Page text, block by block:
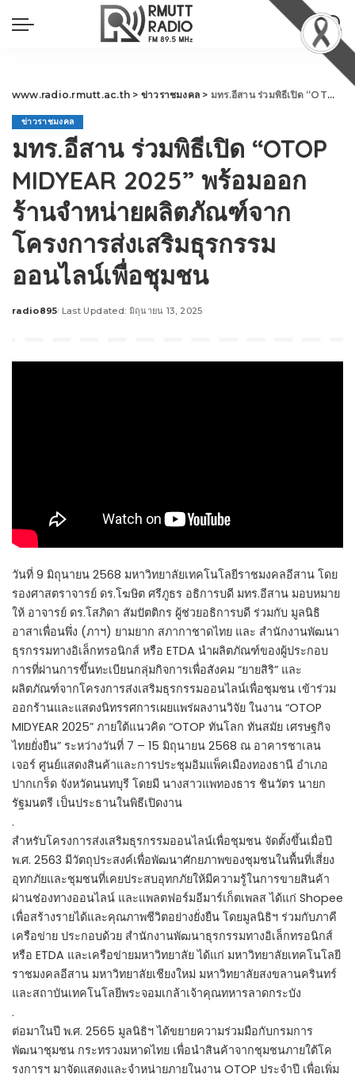
www.radio.rmutt.ac.th > ข่าวราชมงคล > มทร.อีสาน ร่วมพิธีเปิด “OTOP MIDYEAR 2025” พร้อมออกร้านจำหน่ายผลิตภัณฑ์จากโครงการส่งเสริมธุรกรรมออนไลน์เพื่อชุมชน
ข่าวราชมงคล
มทร.อีสาน ร่วมพิธีเปิด “OTOP
MIDYEAR 2025” พร้อมออก
ร้านจำหน่ายผลิตภัณฑ์จาก
โครงการส่งเสริมธุรกรรม
ออนไลน์เพื่อชุมชน
Posted
radio895 Last Updated: มิถุนายน 13, 2025
วันที่ 9 มิถุนายน 2568 มหาวิทยาลัยเทคโนโลยีราชมงคลอีสาน โดย
รองศาสตราจารย์ ดร.โฆษิต ศรีภูธร อธิการบดี มทร.อีสาน มอบหมาย
ให้ อาจารย์ ดร.โสภิดา สัมปัตติกร ผู้ช่วยอธิการบดี ร่วมกับ มูลนิธิ
อาสาเพื่อนพึ่ง (ภาฯ) ยามยาก สภากาชาดไทย และ สำนักงานพัฒนา
ธุรกรรมทางอิเล็กทรอนิกส์ หรือ ETDA นำผลิตภัณฑ์ของผู้ประกอบ
การที่ผ่านการขึ้นทะเบียนกลุ่มกิจการเพื่อสังคม “ยายสิริ” และ
ผลิตภัณฑ์จากโครงการส่งเสริมธุรกรรมออนไลน์เพื่อชุมชน เข้าร่วม
ออกร้านและแสดงนิทรรศการเผยแพร่ผลงานวิจัย ในงาน “OTOP
MIDYEAR 2025” ภายใต้แนวคิด “OTOP ทันโลก ทันสมัย เศรษฐกิจ
ไทยยั่งยืน” ระหว่างวันที่ 7 – 15 มิถุนายน 2568 ณ อาคารชาเลน
เจอร์ ศูนย์แสดงสินค้าและการประชุมอิมแพ็คเมืองทองธานี อำเภอ
ปากเกร็ด จังหวัดนนทบุรี โดยมี นางสาวแพทองธาร ชินวัตร นายก
รัฐมนตรี เป็นประธานในพิธีเปิดงาน
.
สำหรับโครงการส่งเสริมธุรกรรมออนไลน์เพื่อชุมชน จัดตั้งขึ้นเมื่อปี
พ.ศ. 2563 มีวัตถุประสงค์เพื่อพัฒนาศักยภาพของชุมชนในพื้นที่เสี่ยง
อุทกภัยและชุมชนที่เคยประสบอุทกภัยให้มีความรู้ในการขายสินค้า
ผ่านช่องทางออนไลน์ และแพลตฟอร์มอีมาร์เก็ตเพลส ได้แก่ Shopee
เพื่อสร้างรายได้และคุณภาพชีวิตอย่างยั่งยืน โดยมูลนิธิฯ ร่วมกับภาคี
เครือข่าย ประกอบด้วย สำนักงานพัฒนาธุรกรรมทางอิเล็กทรอนิกส์
หรือ ETDA และเครือข่ายมหาวิทยาลัย ได้แก่ มหาวิทยาลัยเทคโนโลยี
ราชมงคลอีสาน มหาวิทยาลัยเชียงใหม่ มหาวิทยาลัยสงขลานครินทร์
และสถาบันเทคโนโลยีพระจอมเกล้าเจ้าคุณทหารลาดกระบัง
.
ต่อมาในปี พ.ศ. 2565 มูลนิธิฯ ได้ขยายความร่วมมือกับกรมการ
พัฒนาชุมชน กระทรวงมหาดไทย เพื่อนำสินค้าจากชุมชนภายใต้โค
รงการฯ มาจัดแสดงและจำหน่ายภายในงาน OTOP ประจำปี เพื่อเพิ่ม